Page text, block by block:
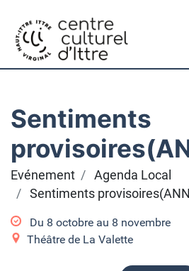
Sentiments
Evénement
Agenda Local
Sentiments
Du 8 octobre au 8 novembre
Théâtre de La Valette